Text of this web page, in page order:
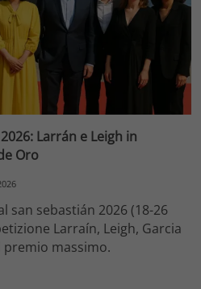
Larrán e Leigh in
Oro
san sebastián 2026 (18-26
Larraín, Leigh, Garcia
massimo.